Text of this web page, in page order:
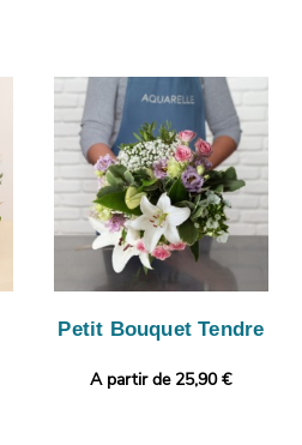
Petit Bouquet Tendre
A partir de 25,90 €